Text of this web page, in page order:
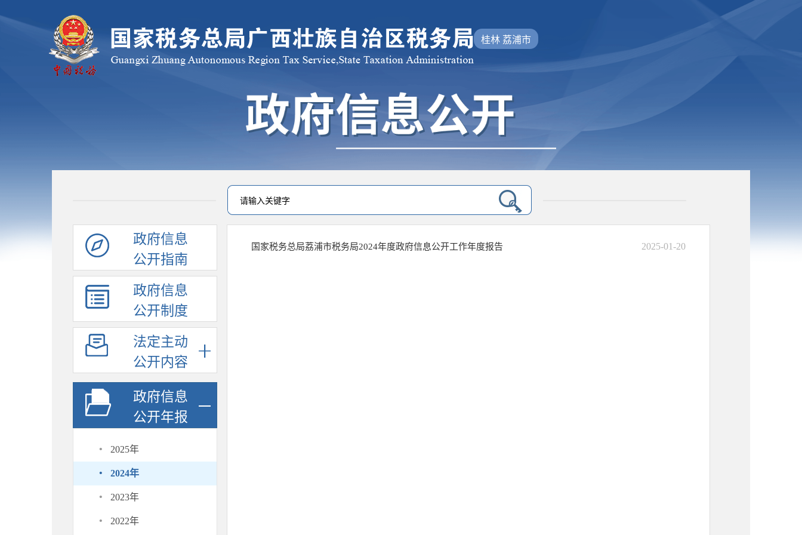
桂林 荔浦市
政府信息
公开指南
政府信息
公开制度
法定主动
公开内容
政府信息
公开年报
· 2025年
· 2024年
· 2023年
· 2022年
国家税务总局荔浦市税务局2024年度政府信息公开工作年度报告 2025-01-20